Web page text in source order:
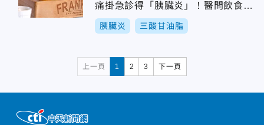
痛掛急診得「胰臟炎」！醫問飲食驚
呼：這麼好吃？
胰臟炎 三酸甘油脂
上一頁 1 2 3 下一頁